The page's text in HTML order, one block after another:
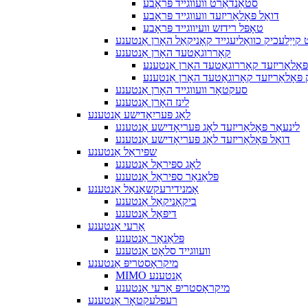
סטאַנדאַרט וועווגייד פּראָבע
דואַל פּאָלאַריזעד וועווגייד פּראָבע
טאָפּל רידזש וועיווגייד פּראָבע
כוואַליעגייד קאָניקאַל האָרן אַנטענע
קאָררוגאַטעד האָרן אַנטענע
קאָררוגאַטעד האָרן אַנטענע
פּאָלאַריזעד קאָרוגאַטעד האָרן אַנטענע
סעקטאָר וועווגייד האָרן אַנטענע
לינז האָרן אַנטענע
לאָג פּעריִאָדישע אַנטענע
לינעאַר פּאָלאַריזעד לאָג פּעריאָדישע אַנטענע
דואַל פּאָלאַריזעד לאָג פּעריאָדישע אַנטענע
שפּיראַל אַנטענע
לאָג ספּיראַל אַנטענע
פּלאַנאַר ספּיראַל אַנטענע
אָמנידירעקשאַנאַל אַנטענע
ביקאָניקאַל אַנטענע
דיפּאָל אַנטענע
אַרעי אַנטענע
פּלאַנאַר אַנטענע
וועווגייד סלאָט אַנטענע
מיקראָסטריפּ אַנטענע
MIMO אַנטענע
מיקראָסטריפּ אַרעי אַנטענע
רעפלעקטאָר אַנטענע